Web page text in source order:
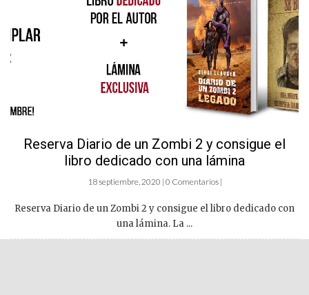
Reserva Diario de un Zombi 2 y consigue el
libro dedicado con una lámina
18 septiembre, 2020 | 0 Comentarios |
Reserva Diario de un Zombi 2 y consigue el libro dedicado con
una lámina. La ...